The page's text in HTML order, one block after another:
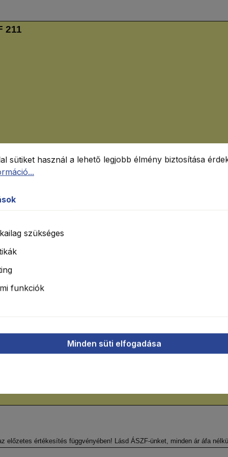
211
előzetes értékesítés függvényében! Lásd ÁSZF-ünket, minden ár áfa
használ a lehető legjobb élmény biztosítása
sütiket használ a lehető legjobb élmény biztosítása
szükséges
funkciók
Minden süti elfogadása